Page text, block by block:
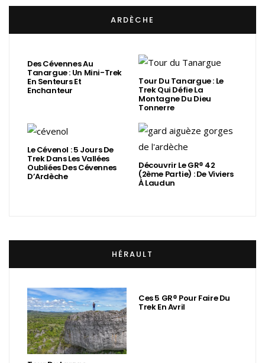
ARDÈCHE
Des Cévennes Au
Tanargue : Un Mini-Trek
En Senteurs Et
Enchanteur
Tour Du Tanargue : Le
Trek Qui Défie La
Montagne Du Dieu
Tonnerre
Le Cévenol : 5 Jours De
Trek Dans Les Vallées
Oubliées Des Cévennes
D’Ardèche
Découvrir Le GR® 42
(2ème Partie) : De Viviers
À Laudun
HÉRAULT
Ces 5 GR® Pour Faire Du
Trek En Avril